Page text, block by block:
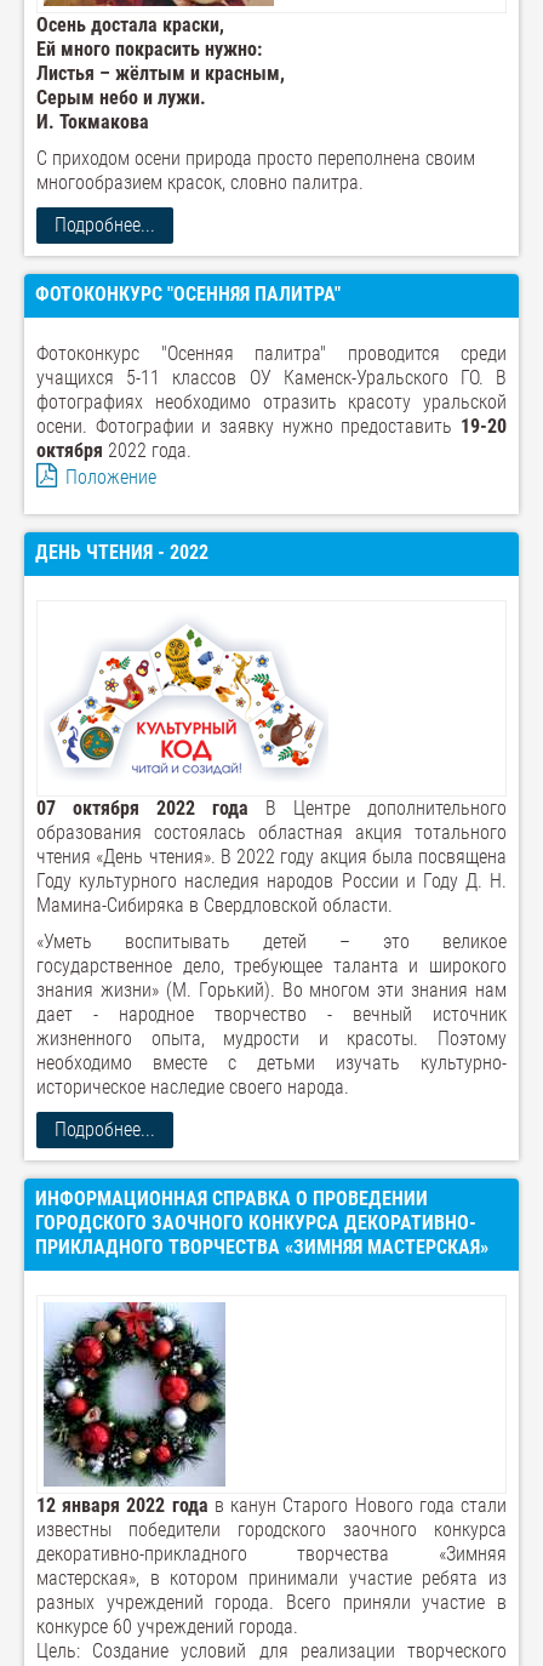
Осень достала краски,
Ей много покрасить нужно:
Листья – жёлтым и красным,
Серым небо и лужи.
И. Токмакова
С приходом осени природа просто переполнена своим
многообразием красок, словно палитра.
Подробнее...
ФОТОКОНКУРС "ОСЕННЯЯ ПАЛИТРА"
Фотоконкурс "Осенняя палитра" проводится среди
учащихся 5-11 классов ОУ Каменск-Уральского ГО. В
фотографиях необходимо отразить красоту уральской
осени. Фотографии и заявку нужно предоставить 19-20
октября 2022 года.
Положение
ДЕНЬ ЧТЕНИЯ - 2022
07 октября 2022 года В Центре дополнительного
образования состоялась областная акция тотального
чтения «День чтения». В 2022 году акция была посвящена
Году культурного наследия народов России и Году Д. Н.
Мамина-Сибиряка в Свердловской области.
«Уметь воспитывать детей – это великое
государственное дело, требующее таланта и широкого
знания жизни» (М. Горький). Во многом эти знания нам
дает - народное творчество - вечный источник
жизненного опыта, мудрости и красоты. Поэтому
необходимо вместе с детьми изучать культурно-
историческое наследие своего народа.
Подробнее...
ИНФОРМАЦИОННАЯ СПРАВКА О ПРОВЕДЕНИИ
ГОРОДСКОГО ЗАОЧНОГО КОНКУРСА ДЕКОРАТИВНО-
ПРИКЛАДНОГО ТВОРЧЕСТВА «ЗИМНЯЯ МАСТЕРСКАЯ»
12 января 2022 года в канун Старого Нового года стали
известны победители городского заочного конкурса
декоративно-прикладного творчества «Зимняя
мастерская», в котором принимали участие ребята из
разных учреждений города. Всего приняли участие в
конкурсе 60 учреждений города.
Цель: Создание условий для реализации творческого